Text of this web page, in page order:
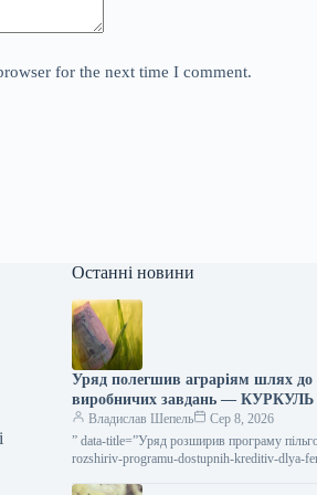
for the next time I comment.
Останні новини
Уряд полегшив аграріям шлях до
виробничих завдань — КУРКУЛЬ
Владислав Шепель
Сер 8, 2026
” data-title=”Уряд розширив програму
rozshiriv-programu-dostupnih-kreditiv-dlya-